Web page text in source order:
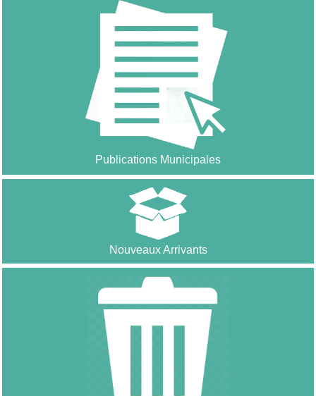
Publications Municipales
Nouveaux Arrivants